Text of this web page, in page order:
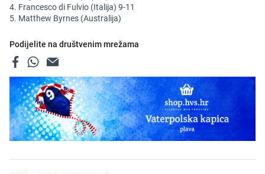
4. Francesco di Fulvio (Italija) 9-11
5. Matthew Byrnes (Australija)
Podijelite na društvenim mrežama